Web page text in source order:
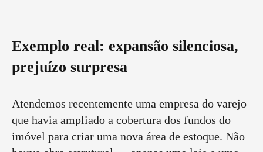
Exemplo real: expansão silenciosa,
prejuízo surpresa
Atendemos recentemente uma empresa do varejo
que havia ampliado a cobertura dos fundos do
imóvel para criar uma nova área de estoque. Não